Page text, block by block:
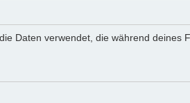
Daten verwendet, die während deines